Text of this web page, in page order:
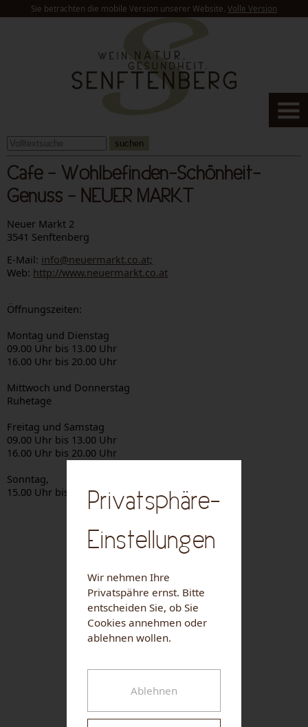
Sie betrachten die mobile Version unserer Website. Volle Version
suchen
Cafe - Wohlbefinden-Schönheit-
Genuss - NEUER MARKT
Neuer Markt 2
3541 Senftenberg
E-Mail: info@neuermarkt.co.at;
Web: http://www.neuermarkt.co.at
Öffnungszeiten:
Montag und Dienstag
09.00 Uhr bis 13.00 Uhr
16.00 Uhr bis 20.00 Uhr
Mittwoch und Donnerstag
Ruhetage
Freitag und Samstag
09.00 Uhr bis 13.00 Uhr
16.00 Uhr bis 20.00 Uhr
Sonntag,
15.00 Uhr bis 20.00 UhrPrivatsphäre-
Einstellungen
Wir nehmen Ihre
Privatspähre ernst. Bitte
entscheiden Sie, ob Sie
Cookies annehmen oder
ablehnen wollen.
Ablehnen